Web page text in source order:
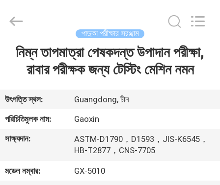
বাড়ি
আমাদের
সম্পর্কে
কারখানা
Rights
পাদুকা পরীক্ষার সরঞ্জাম
নিম্ন তাপমাত্রা পেষকদন্ত উপাদান পরীক্ষা,
রাবার পরীক্ষক জন্য টেস্টিং মেশিন নমন
উৎপত্তি স্থল:
Guangdong, চীন
পরিচিতিমুলক নাম:
Gaoxin
সাক্ষ্যদান:
ASTM-D1790，D1593，JIS-K6545，
HB-T2877，CNS-7705
মডেল নম্বার:
GX-5010